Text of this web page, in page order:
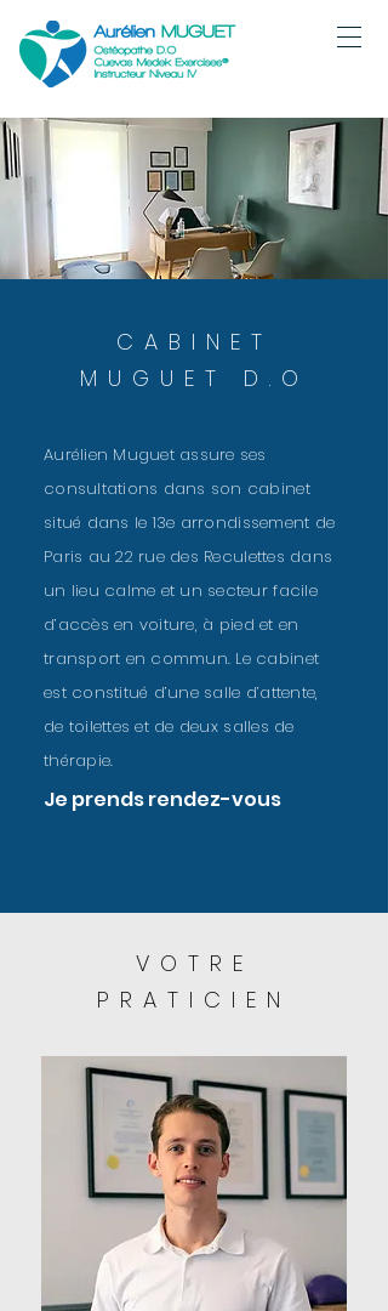
CABINET
MUGUET D.O
Aurélien Muguet assure ses
consultations dans son cabinet
situé dans le 13e arrondissement de
Paris au 22 rue des Reculettes dans
un lieu calme et un secteur facile
d’accès en voiture, à pied et en
transport en commun. Le cabinet
est constitué d’une salle d’attente,
de toilettes et de deux salles de
thérapie.
Je prends rendez-vous
VOTRE
PRATICIEN